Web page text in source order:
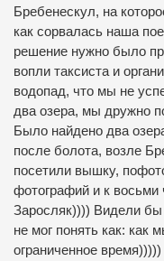
Бребенескул, на
как сорвалась наша
решение нужно было
вопли таксиста и
водопад, что мы не
два озера, мы дружно
Было найдено два
после болота, возле
посетили вышку,
фотографий и к
Заросляк)))) Видели бы
не мог понять как: как
ограниченное